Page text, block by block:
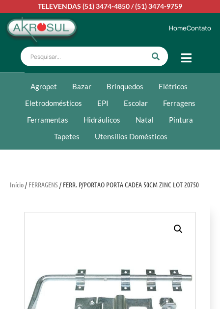
TELEVENDAS (51) 3474-4850/(51) 3474-9759
HomeContato
Agropet Bazar Brinquedos
Elétricos
Eletrodomésticos
EPI Escolar
Ferragens
Ferramentas
Hidráulicos Natal
Pintura
Tapetes
Utensílios Domésticos
Início/ FERRAGENS/ FERR. P/PORTAO PORTA CADEA 50CM ZINC LOT 20750